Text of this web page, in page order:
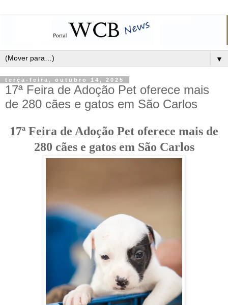
▼
terça-feira, outubro 14, 2025
17ª Feira de Adoção Pet oferece mais
de 280 cães e gatos em São Carlos
17ª Feira de Adoção Pet oferece mais de
280 cães e gatos em São Carlos